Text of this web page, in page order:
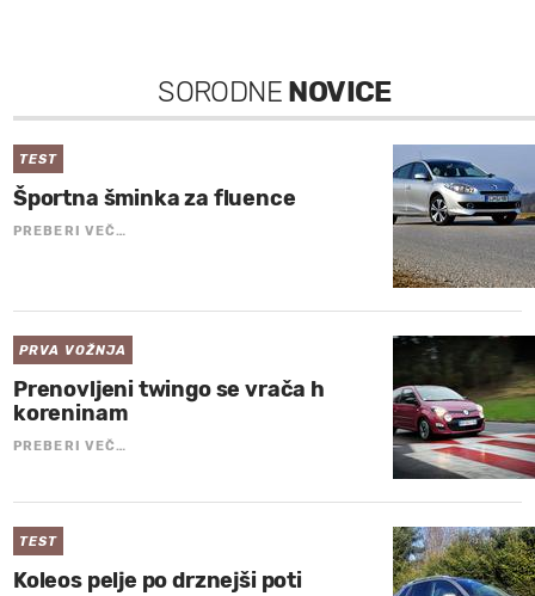
SORODNE NOVICE
TEST
Športna šminka za fluence
PREBERI VEČ…
PRVA VOŽNJA
Prenovljeni twingo se vrača h
koreninam
PREBERI VEČ…
TEST
Koleos pelje po drznejši poti